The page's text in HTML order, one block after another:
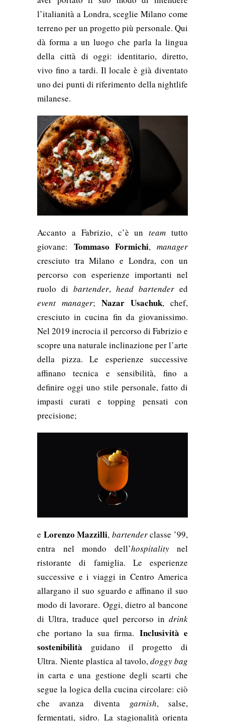
l’italianità a Londra, sceglie Milano come
terreno per un progetto più personale. Qui
dà forma a un luogo che parla la lingua
della città di oggi: identitario, diretto,
vivo fino a tardi. Il locale è già diventato
uno dei punti di riferimento della nightlife
milanese.
Accanto a Fabrizio, c’è unteam tutto
giovane: Tommaso Formichi,manager
cresciuto tra Milano e Londra, con un
percorso con esperienze importanti nel
ruolo di bartender, head bartender ed
event manager; Nazar Usachuk, chef,
cresciuto in cucina fin da giovanissimo.
Nel 2019 incrocia il percorso di Fabrizio e
scopre una naturale inclinazione per l’arte
della pizza. Le esperienze successive
affinano tecnica e sensibilità, fino a
definire oggi uno stile personale, fatto di
impasti curati e topping pensati con
precisione;
e Lorenzo Mazzilli, bartenderclasse ’99,
entra nel mondo dell’hospitalitynel
ristorante di famiglia. Le esperienze
successive e i viaggi in Centro America
allargano il suo sguardo e affinano il suo
modo di lavorare. Oggi, dietro al bancone
di Ultra, traduce quel percorso in drink
che portano la sua firma. Inclusività e
sostenibilità guidano il progetto di
Ultra. Niente plastica al tavolo,doggy bag
in carta e una gestione degli scarti che
segue la logica della cucina circolare: ciò
che avanza diventa garnish, salse,
fermentati, sidro. La stagionalità orienta